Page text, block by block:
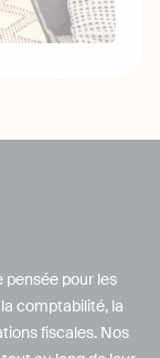
pensée pour les
comptabilité, la
fiscales. Nos